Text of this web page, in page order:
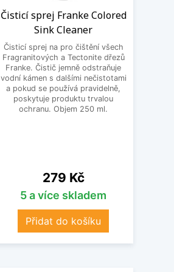
Čisticí sprej Franke Colored
Sink Cleaner
Čisticí sprej na pro čištění všech
Fragranitových a Tectonite dřezů
Franke. Čistič jemně odstraňuje
vodní kámen s dalšími nečistotami
a pokud se používá pravidelně,
poskytuje produktu trvalou
ochranu. Objem 250 ml.
Cena
279 Kč
5 a více skladem
Přidat do košíku